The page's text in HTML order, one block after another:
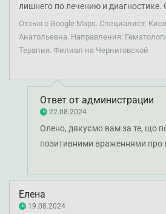
вовремя и уже поправились. К детям
внимательно. Спасибо за
клинике Смарт скажу, что это
педиатрам по записи бывают редко
из-за самых маленьких младенцев
с нашей пневмонией и повторным
клініку, атмосферу, роботу
прийомів. Ми постійно
перебування в нашій клініці
всієї родини. Бажаємо вам
лишнего по лечению и диагностике.
Рекомендую. Клиника современная,
приветливый.
Отзыв с Google Maps. Специалист:
Анатольевна. Направления:
Терапия. Филиал на Черниговской
Ответ от администрации
22.08.2024
Олено, дякуємо вам за те, що
позитивними враженнями про
Елена
19.08.2024